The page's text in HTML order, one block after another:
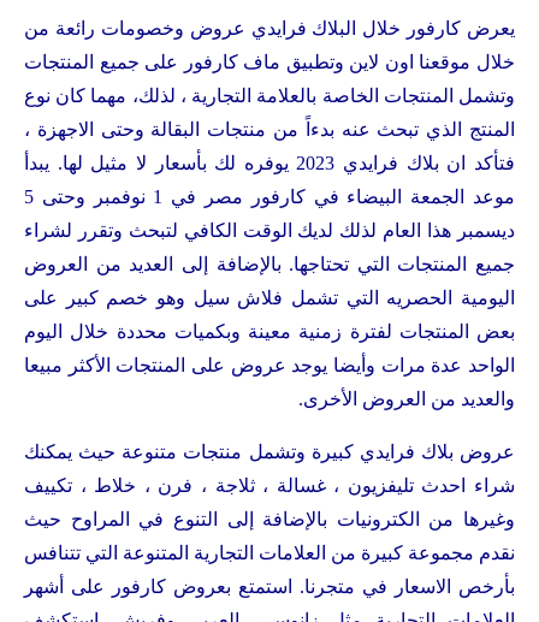
يعرض كارفور خلال البلاك فرايدي عروض وخصومات رائعة من
خلال موقعنا اون لاين وتطبيق ماف كارفور على جميع المنتجات
وتشمل المنتجات الخاصة بالعلامة التجارية ، لذلك، مهما كان نوع
المنتج الذي تبحث عنه بدءاً من منتجات البقالة وحتى الاجهزة ،
فتأكد ان بلاك فرايدي 2023 يوفره لك بأسعار لا مثيل لها. يبدأ
موعد الجمعة البيضاء في كارفور مصر في 1 نوفمبر وحتى 5
ديسمبر هذا العام لذلك لديك الوقت الكافي لتبحث وتقرر لشراء
جميع المنتجات التي تحتاجها. بالإضافة إلى العديد من العروض
اليومية الحصريه التي تشمل فلاش سيل وهو خصم كبير على
بعض المنتجات لفترة زمنية معينة وبكميات محددة خلال اليوم
الواحد عدة مرات وأيضا يوجد عروض على المنتجات الأكثر مبيعا
والعديد من العروض الأخرى.
عروض بلاك فرايدي كبيرة وتشمل منتجات متنوعة حيث يمكنك
شراء احدث تليفزيون ، غسالة ، ثلاجة ، فرن ، خلاط ، تكييف
وغيرها من الكترونيات بالإضافة إلى التنوع في المراوح حيث
نقدم مجموعة كبيرة من العلامات التجارية المتنوعة التي تتنافس
بأرخص الاسعار في متجرنا. استمتع بعروض كارفور على أشهر